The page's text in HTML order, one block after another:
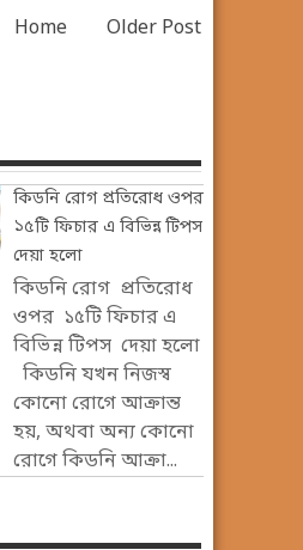
Older Post
Home
কিডনি রোগ প্রতিরোধ ওপর
১৫টি ফিচার এ বিভিন্ন টিপস
দেয়া হলো
কিডনি রোগ প্রতিরোধ
ওপর ১৫টি ফিচার এ
বিভিন্ন টিপস দেয়া হলো
কিডনি যখন নিজস্ব
কোনো রোগে আক্রান্ত
হয়, অথবা অন্য কোনো
রোগে কিডনি আক্রা...